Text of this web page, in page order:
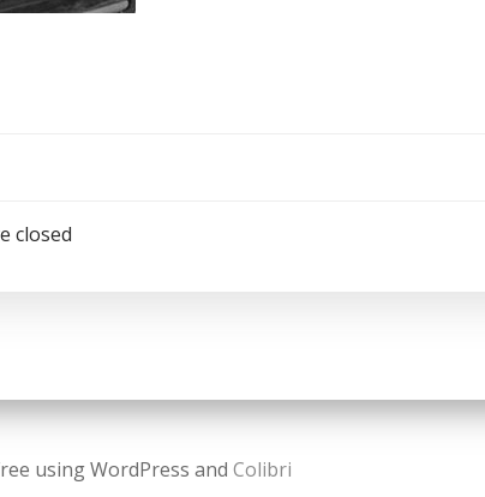
อง
closed
using WordPress and Colibri